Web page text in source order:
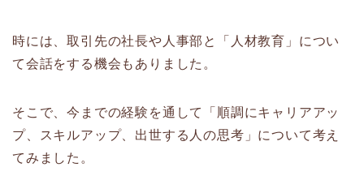
時には、取引先の社長や人事部と「人材教育」につい
て会話をする機会もありました。
そこで、今までの経験を通して「順調にキャリアアッ
プ、スキルアップ、出世する人の思考」について考え
てみました。